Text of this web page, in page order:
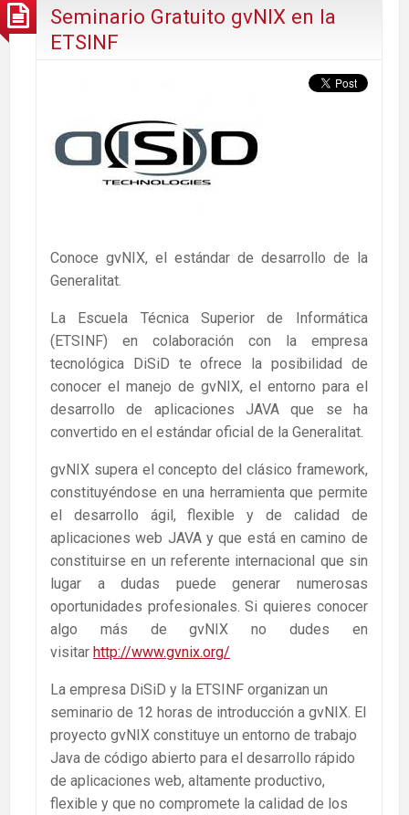
Seminario Gratuito gvNIX en la
ETSINF
Conoce gvNIX, el estándar de desarrollo de la
Generalitat.
La Escuela Técnica Superior de Informática
(ETSINF) en colaboración con la empresa
tecnológica DiSiD te ofrece la posibilidad de
conocer el manejo de gvNIX, el entorno para el
desarrollo de aplicaciones JAVA que se ha
convertido en el estándar oficial de la Generalitat.
gvNIX supera el concepto del clásico framework,
constituyéndose en una herramienta que permite
el desarrollo ágil, flexible y de calidad de
aplicaciones web JAVA y que está en camino de
constituirse en un referente internacional que sin
lugar a dudas puede generar numerosas
oportunidades profesionales. Si quieres conocer
algo más de gvNIX no dudes en
visitar http://www.gvnix.org/
La empresa DiSiD y la ETSINF organizan un
seminario de 12 horas de introducción a gvNIX. El
proyecto gvNIX constituye un entorno de trabajo
Java de código abierto para el desarrollo rápido
de aplicaciones web, altamente productivo,
flexible y que no compromete la calidad de los